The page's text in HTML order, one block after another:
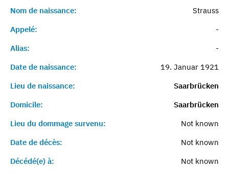
Nom de naissance:
Strauss
Appelé:
-
Alias:
-
Date de naissance:
19. Januar 1921
Lieu de naissance:
Saarbrücken
Domicile:
Saarbrücken
Lieu du dommage survenu:
Not known
Date de décès:
Not known
Décédé(e) à:
Not known